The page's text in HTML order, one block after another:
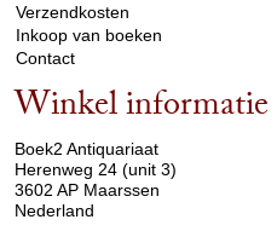
Verzendkosten
Inkoop van boeken
Contact
Winkel informatie
Boek2 Antiquariaat
Herenweg 24 (unit 3)
3602 AP Maarssen
Nederland